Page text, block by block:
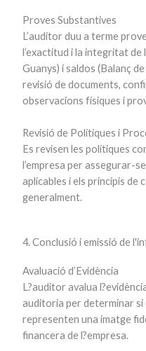
Proves Substantives
L’auditor duu a terme
l’exactitud i la integritat
Guanys) i saldos (Balanç
revisió de documents,
observacions físiques i
Revisió de Polítiques i
Es revisen les polítiques
l’empresa per assegurar-
aplicables i els principis
generalment.
4. Conclusió i emissió de
Avaluació d’Evidència
L?auditor avalua
auditoria per determinar
representen una imatge
financera de l?empresa.